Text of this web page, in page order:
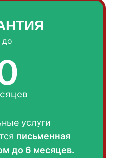
до
услуги
письменная
до 6 месяцев.